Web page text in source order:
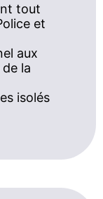
tout
et
aux
la
isolés